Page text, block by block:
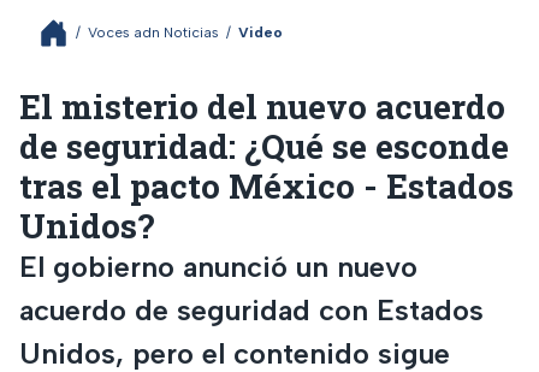
/ Voces adn Noticias / Video
El misterio del nuevo acuerdo
de seguridad: ¿Qué se esconde
tras el pacto México - Estados
Unidos?
El gobierno anunció un nuevo
acuerdo de seguridad con Estados
Unidos, pero el contenido sigue